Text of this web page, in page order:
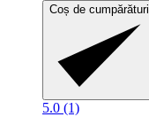
Coș de cumpărături
5.0 (1)